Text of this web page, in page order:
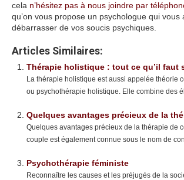
cela n’hésitez pas à nous joindre par
qu’on vous propose un psychologue qui vous
débarrasser de vos soucis psychiques.
Articles Similaires:
Thérapie holistique : tout ce qu’il faut
La thérapie holistique est aussi appelée théorie
ou psychothérapie holistique. Elle combine des
Quelques avantages précieux de la
Quelques avantages précieux de la thérapie de
couple est également connue sous le nom de
Psychothérapie féministe
Reconnaître les causes et les préjugés de la